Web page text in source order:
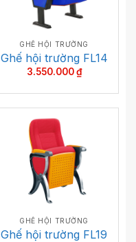
GHẾ HỘI TRƯỜNG
Ghế hội trường FL14
3.550.000₫
GHẾ HỘI TRƯỜNG
Ghế hội trường FL19